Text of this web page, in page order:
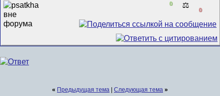
0 ⚖️
0
« Предыдущая тема | Следующая тема »